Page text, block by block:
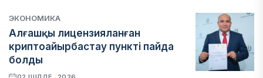
ЭКОНОМИКА
Алғашқы лицензияланған
криптоайырбастау пункті пайда
болды